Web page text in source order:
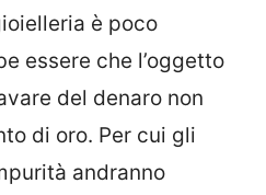
è poco
essere che l’oggetto
del denaro non
di oro. Per cui gli
andranno